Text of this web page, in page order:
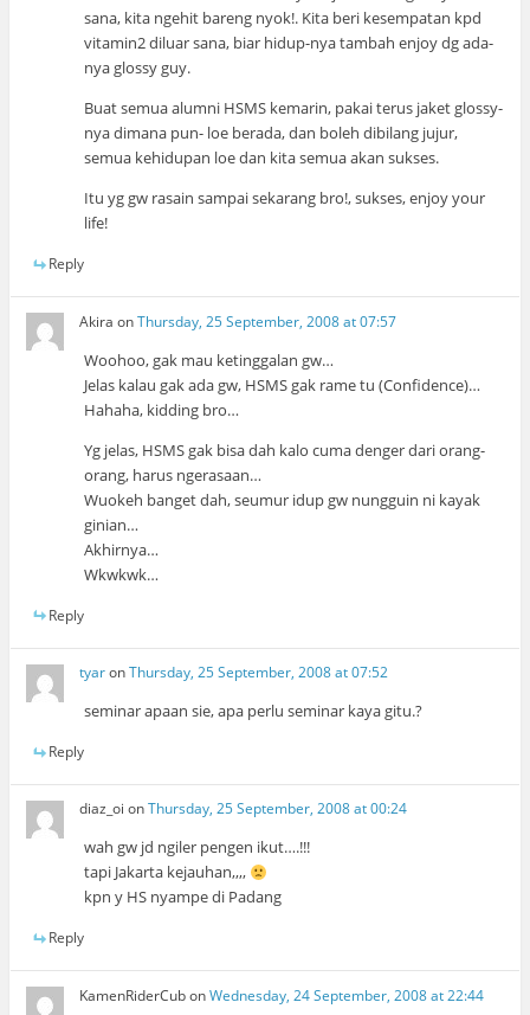
sana, kita ngehit bareng nyok!. Kita beri kesempatan kpd
vitamin2 diluar sana, biar hidup-nya tambah enjoy dg ada-
nya glossy guy.
Buat semua alumni HSMS kemarin, pakai terus jaket glossy-
nya dimana pun- loe berada, dan boleh dibilang jujur,
semua kehidupan loe dan kita semua akan sukses.
Itu yg gw rasain sampai sekarang bro!, sukses, enjoy your
life!
Reply
Akira onThursday, 25 September, 2008 at 07:57
Woohoo, gak mau ketinggalan gw…
Jelas kalau gak ada gw, HSMS gak rame tu (Confidence)…
Hahaha, kidding bro…
Yg jelas, HSMS gak bisa dah kalo cuma denger dari orang-
orang, harus ngerasaan…
Wuokeh banget dah, seumur idup gw nungguin ni kayak
ginian…
Akhirnya…
Wkwkwk…
Reply
tyaronThursday, 25 September, 2008 at 07:52
seminar apaan sie, apa perlu seminar kaya gitu.?
Reply
diaz_oi onThursday, 25 September, 2008 at 00:24
wah gw jd ngiler pengen ikut….!!!
tapi Jakarta kejauhan,,,,
kpn y HS nyampe di Padang
Reply
KamenRiderCubonWednesday, 24 September, 2008 at 22:44